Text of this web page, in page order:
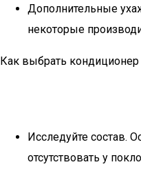
Дополнительные
некоторые
Как выбрать кондиционер
Исследуйте состав.
отсутствовать у